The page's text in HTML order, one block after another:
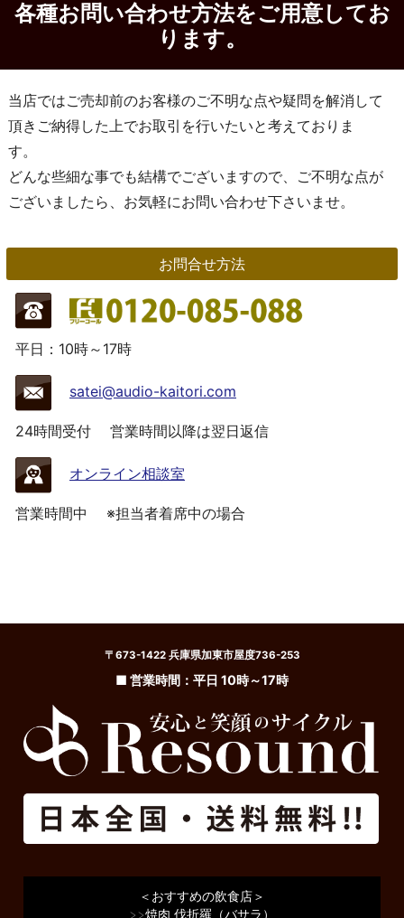
各種お問い合わせ方法をご用意してお
ります。
当店ではご売却前のお客様のご不明な点や疑問を解消して
頂きご納得した上でお取引を行いたいと考えておりま
す。
どんな些細な事でも結構でございますので、ご不明な点が
ございましたら、お気軽にお問い合わせ下さいませ。
お問合せ方法
平日：10時～17時
satei@audio-kaitori.com
24時間受付 営業時間以降は翌日返信
オンライン相談室
営業時間中 ※担当者着席中の場合
〒673-1422 兵庫県加東市屋度736-253
■ 営業時間：平日 10時～17時
＜おすすめの飲食店＞
>>焼肉 伐折羅（バサラ）